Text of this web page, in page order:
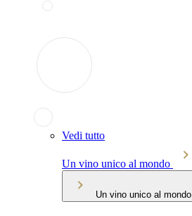
Vedi tutto
Un vino unico al mondo
Un vino unico al mondo